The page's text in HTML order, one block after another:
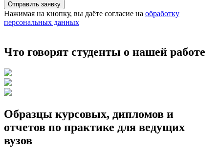
Отправить заявку
Нажимая на кнопку, вы даёте согласие на обработку
персональных данных
Что говорят студенты о нашей работе
Образцы курсовых, дипломов и
отчетов по практике для ведущих
вузов